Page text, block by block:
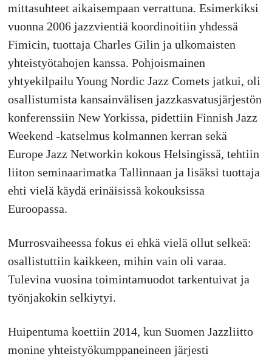
mittasuhteet aikaisempaan verrattuna. Esimerkiksi
vuonna 2006 jazzvientiä koordinoitiin yhdessä
Fimicin, tuottaja Charles Gilin ja ulkomaisten
yhteistyötahojen kanssa. Pohjoismainen
yhtyekilpailu Young Nordic Jazz Comets jatkui, oli
osallistumista kansainvälisen jazzkasvatusjärjestön
konferenssiin New Yorkissa, pidettiin Finnish Jazz
Weekend -katselmus kolmannen kerran sekä
Europe Jazz Networkin kokous Helsingissä, tehtiin
liiton seminaarimatka Tallinnaan ja lisäksi tuottaja
ehti vielä käydä erinäisissä kokouksissa
Euroopassa.
Murrosvaiheessa fokus ei ehkä vielä ollut selkeä:
osallistuttiin kaikkeen, mihin vain oli varaa.
Tulevina vuosina toimintamuodot tarkentuivat ja
työnjakokin selkiytyi.
Huipentuma koettiin 2014, kun Suomen Jazzliitto
monine yhteistyökumppaneineen järjesti